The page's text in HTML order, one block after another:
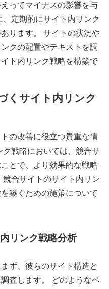
ってマイナスの影響を与
定期的にサイト内リンク
ります。 サイトの状況や
クの配置やテキストを調
ト内リンク戦略を構築で
くサイト内リンク
の改善に役立つ貴重な情
戦略においては、競合サ
とで、より効果的な戦略
合サイトのサイト内リン
築くための施策について
リンク戦略分析
ず、彼らのサイト構造と
査します。 どのようなペ